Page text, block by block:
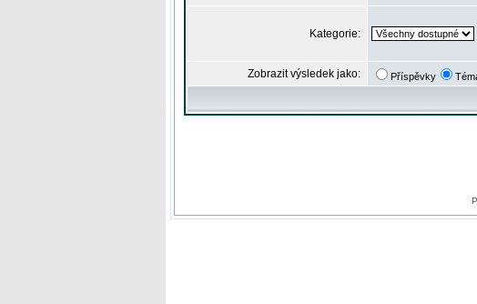
Kategorie:
Zobrazit výsledek jako: Příspěvky